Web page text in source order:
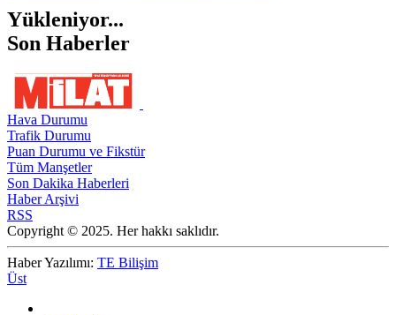
Yükleniyor...
Son Haberler
Hava Durumu
Trafik Durumu
Puan Durumu ve Fikstür
Tüm Manşetler
Son Dakika Haberleri
Haber Arşivi
RSS
Copyright © 2025. Her hakkı saklıdır.
Haber Yazılımı: TE Bilişim
Üst